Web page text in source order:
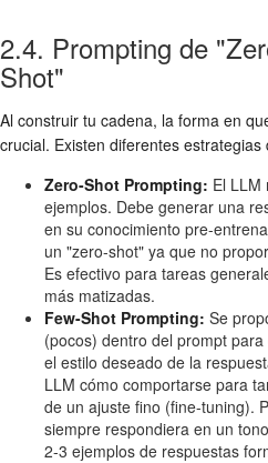
2.4. Prompting de
Shot"
Al construir tu cadena, la forma en
crucial. Existen diferentes estrategias
Zero-Shot Prompting: El LLM
ejemplos. Debe generar una
en su conocimiento pre-
un "zero-shot" ya que no
Es efectivo para tareas
más matizadas.
Few-Shot Prompting: Se
(pocos) dentro del prompt
el estilo deseado de la
LLM cómo comportarse para
de un ajuste fino (fine-tuning).
siempre respondiera en un
2-3 ejemplos de respuestas